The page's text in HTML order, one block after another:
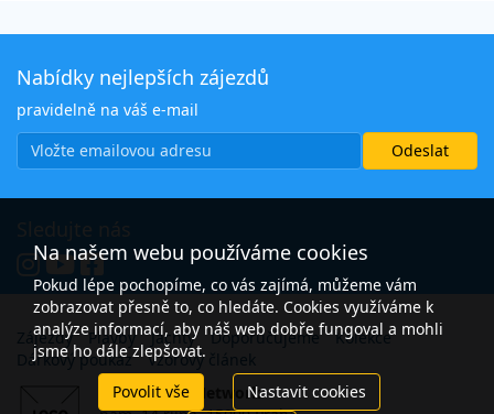
Nabídky nejlepších zájezdů
pravidelně na váš e-mail
Zájezdy Plavby Jachty Doporučujeme
Kolekce
Dárkový poukaz
Vzorový článek
Open Travel Network
Na našem webu používáme cookies
Pokud lépe pochopíme, co vás zajímá, můžeme vám
zobrazovat přesně to, co hledáte. Cookies využíváme k
analýze informací, aby náš web dobře fungoval a mohli
jsme ho dále zlepšovat.
Povolit vše
Nastavit cookies